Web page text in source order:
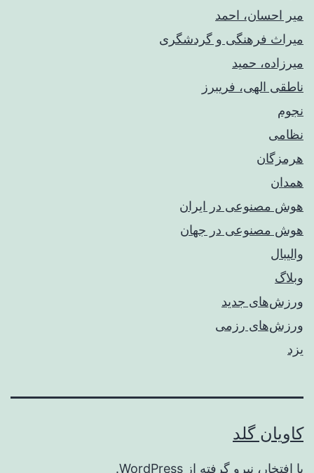
میر احسان، احمد
میراث فرهنگی و گردشگری
میرزاده، حمید
ناطقی الهی، فریبرز
نجوم
نظامی
هرمزگان
همدان
هوش مصنوعی در ایران
هوش مصنوعی در جهان
والیبال
وبلاگ
ورزش‌های جدید
ورزش‌های رزمی
یزد
کاویان گلد
با افتخار، نیرو گرفته از WordPress
.